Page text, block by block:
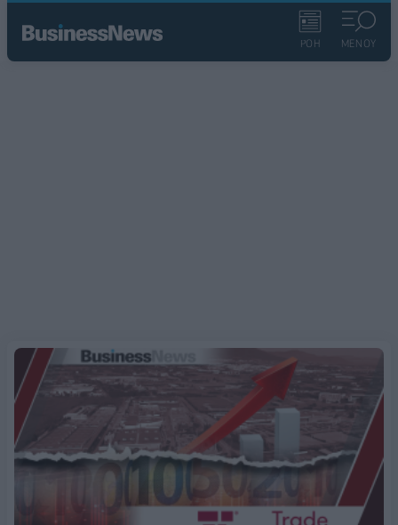
ΡΟΗ ΜΕΝΟΥ